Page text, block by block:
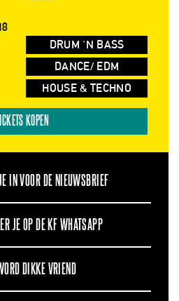
DRUM 'N BASS
DANCE/ EDM
HOUSE & TECHNO
TICKETS KOPEN
IN VOOR DE NIEUWSBRIEF
JE OP DE KF WHATSAPP
DIKKE VRIEND